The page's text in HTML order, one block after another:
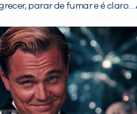
parar de fumar e é